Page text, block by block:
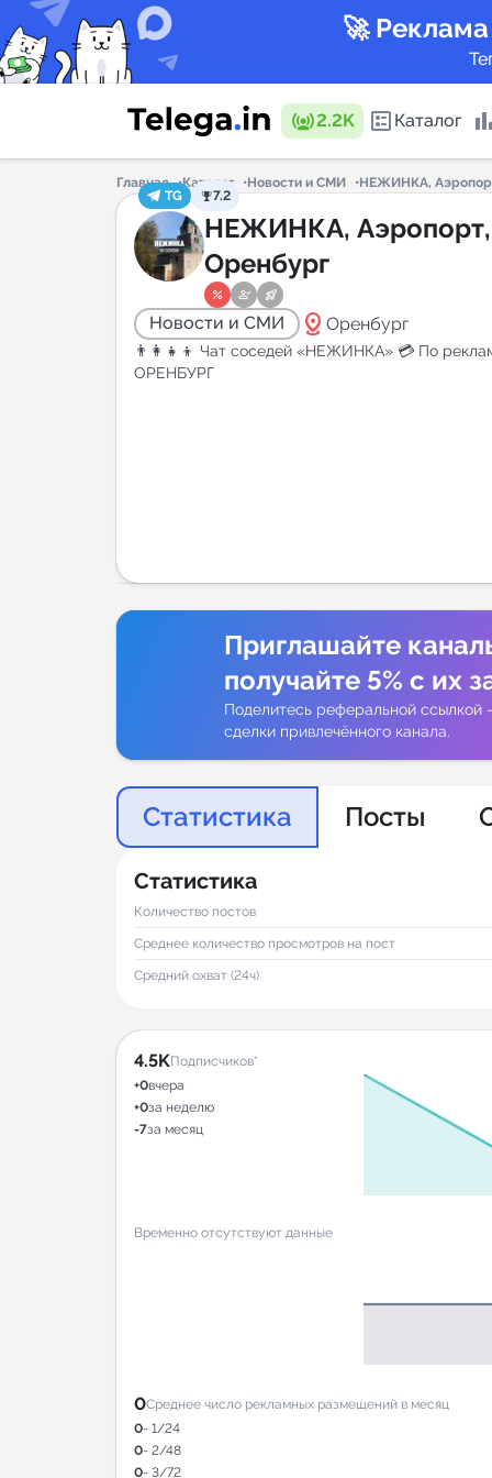
🚀
2.2K Каталог
Каталог
Горящие
Главная Каталог Новости и СМИ
НЕЖИНКА,
TG
7.2
НЕЖИНКА, Аэропорт,
Оренбург
Новости и СМИ distance Оренбург
👨‍👩‍👧‍👦 Чат соседей «НЕЖИНКА» 💳 По
ОРЕНБУРГ
Приглашайте
получайте 5% с их
Поделитесь реферальной ссылкой
сделки привлечённого канала.
Статистика Посты
Статистика
Количество постов
Среднее количество просмотров на пост
Средний охват (24ч)
4.5KПодписчиков*
+0вчера
+0за неделю
-7за месяц
Временно отсутствуют данные
0Среднее число рекламных размещений в месяц
0- 1/24
0- 2/48
0- 3/72